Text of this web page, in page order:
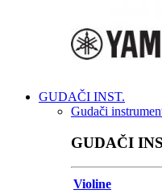
GUDAČI INST.
Gudači
GUDAČI
Violine